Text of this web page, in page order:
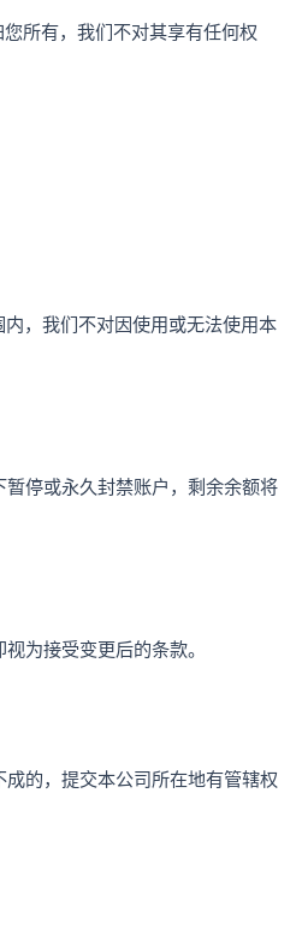
所有，我们不对其享有任何权
，我们不对因使用或无法使用本
停或永久封禁账户，剩余余额将
为接受变更后的条款。
的，提交本公司所在地有管辖权